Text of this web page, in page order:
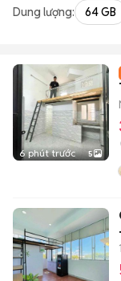
Dung lượng: 64 GB
6 phút trước 5